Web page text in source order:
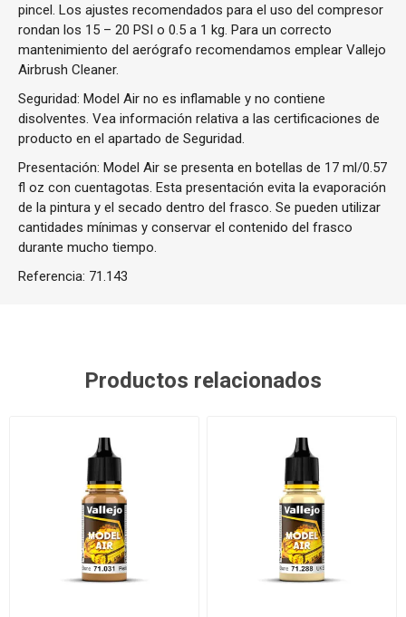
pincel. Los ajustes recomendados para el uso del compresor
rondan los 15 – 20 PSI o 0.5 a 1 kg. Para un correcto
mantenimiento del aerógrafo recomendamos emplear Vallejo
Airbrush Cleaner.
Seguridad: Model Air no es inflamable y no contiene
disolventes. Vea información relativa a las certificaciones de
producto en el apartado de Seguridad.
Presentación: Model Air se presenta en botellas de 17 ml/0.57
fl oz con cuentagotas. Esta presentación evita la evaporación
de la pintura y el secado dentro del frasco. Se pueden utilizar
cantidades mínimas y conservar el contenido del frasco
durante mucho tiempo.
Referencia: 71.143
Productos relacionados